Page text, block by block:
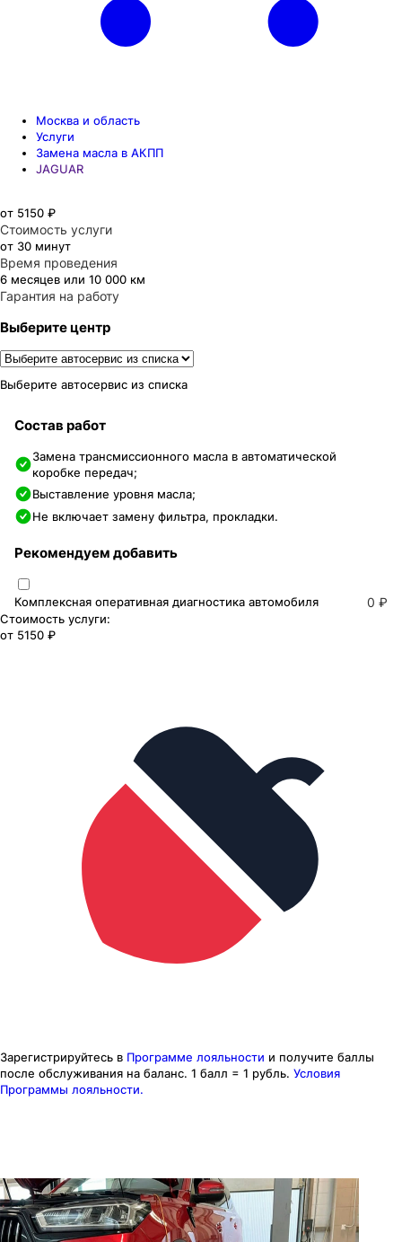
Москва и область
Услуги
Замена масла в АКПП
JAGUAR
от 5150 ₽
Стоимость услуги
от 30 минут
Время проведения
6 месяцев или 10 000 км
Гарантия на работу
Выберите центр
Выберите автосервис из списка
Состав работ
Замена трансмиссионного масла в автоматической
коробке передач;
Выставление уровня масла;
Не включает замену фильтра, прокладки.
Рекомендуем добавить
Комплексная оперативная диагностика автомобиля 0 ₽
Стоимость услуги:
от 5150 ₽
Зарегистрируйтесь в Программе лояльности и получите баллы
после обслуживания на баланс. 1 балл = 1 рубль. Условия
Программы лояльности.